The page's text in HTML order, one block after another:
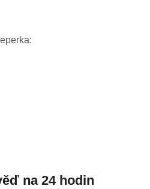
na 24 hodin